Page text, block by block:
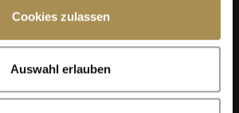
Cookies zulassen
Auswahl erlauben